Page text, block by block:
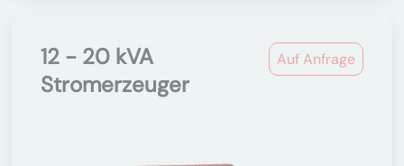
Auf Anfrage
12 - 20 kVA
Stromerzeuger